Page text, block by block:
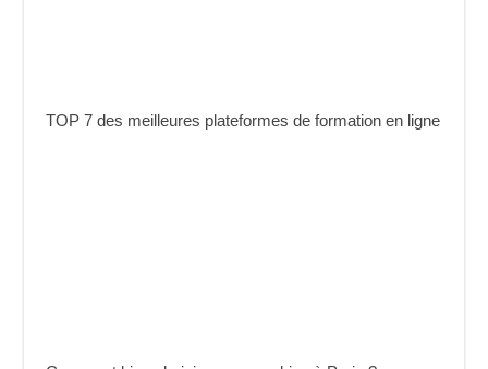
TOP 7 des meilleures plateformes de formation en ligne